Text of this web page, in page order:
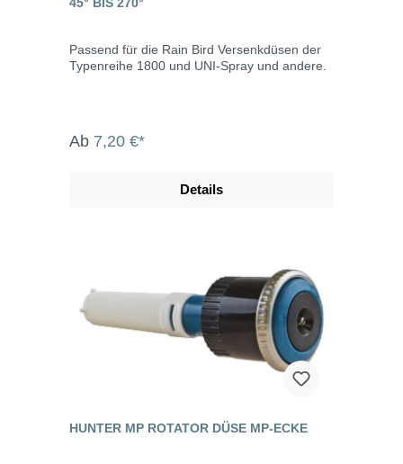
Passend für die Rain Bird Versenkdüsen der
Typenreihe 1800 und UNI-Spray und andere.
Ab 7,20 €*
Details
HUNTER MP ROTATOR DÜSE MP-ECKE